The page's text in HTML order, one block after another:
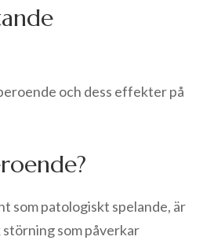
och dess effekter på
som patologiskt spelande, är
störning som påverkar